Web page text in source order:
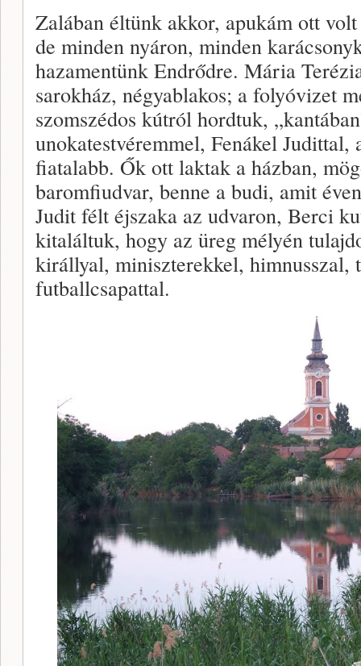
Zalában éltünk akkor, apukám ott
de minden nyáron, minden
hazamentünk Endrődre. Mária
sarokház, négyablakos; a folyóvizet
szomszédos kútról hordtuk,
unokatestvéremmel, Fenákel
fiatalabb. Ők ott laktak a házban,
baromfiudvar, benne a budi, amit
Judit félt éjszaka az udvaron, Berci
kitaláltuk, hogy az üreg mélyén
királlyal, miniszterekkel, himnusszal,
futballcsapattal.